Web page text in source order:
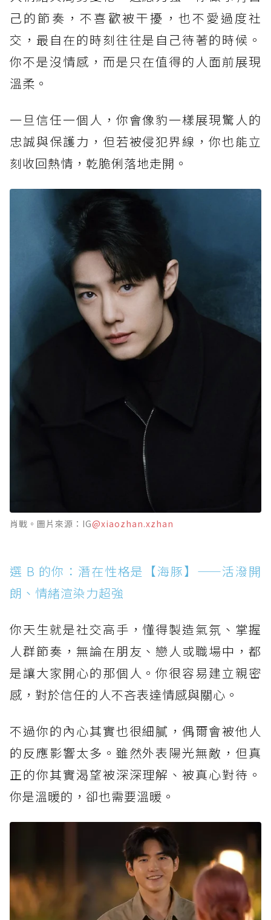
己的節奏，不喜歡被干擾，也不愛過度社
交，最自在的時刻往往是自己待著的時候。
你不是沒情感，而是只在值得的人面前展現
溫柔。
一旦信任一個人，你會像豹一樣展現驚人的
忠誠與保護力，但若被侵犯界線，你也能立
刻收回熱情，乾脆俐落地走開。
肖戰。圖片來源：IG@xiaozhan.xzhan
選 B 的你：潛在性格是【海豚】——活潑開
朗、情緒渲染力超強
你天生就是社交高手，懂得製造氣氛、掌握
人群節奏，無論在朋友、戀人或職場中，都
是讓大家開心的那個人。你很容易建立親密
感，對於信任的人不吝表達情感與關心。
不過你的內心其實也很細膩，偶爾會被他人
的反應影響太多。雖然外表陽光無敵，但真
正的你其實渴望被深深理解、被真心對待。
你是溫暖的，卻也需要溫暖。